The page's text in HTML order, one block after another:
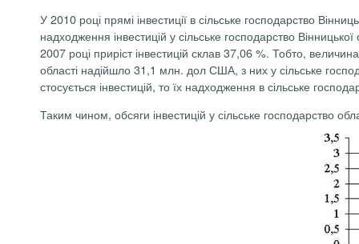
У 2010 році прямі інвестиції в сільське господарство
надходження інвестицій у сільське господарство
2007 році приріст інвестицій склав 37,06 %. Тобто,
області надійшло 31,1 млн. долСША, з них у сільське
стосується інвестицій, то їх надходження в сільське
Таким чином, обсяги інвестицій у сільське господарство